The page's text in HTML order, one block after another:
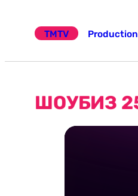
TMTV
Production
ШОУБИЗ